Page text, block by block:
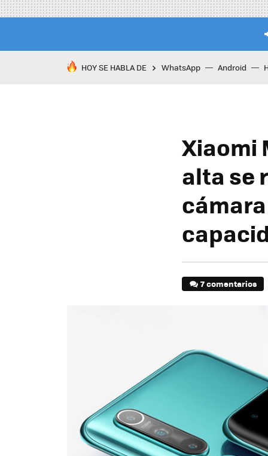
HOY SE HABLA DE WhatsApp Android
Xiaomi
alta se
7 comentarios